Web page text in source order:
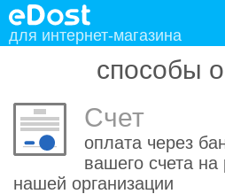
для интернет-магазина
способы
Счет
оплата через
вашего счета на
нашей организации